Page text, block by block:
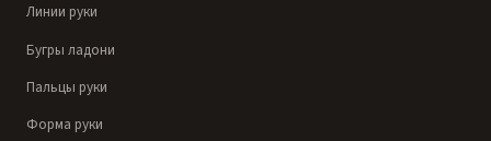
Линии руки
Бугры ладони
Пальцы руки
Форма руки